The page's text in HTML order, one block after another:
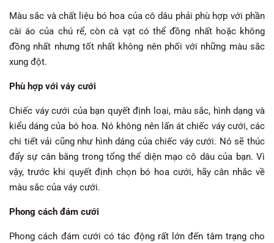
Màu sắc và chất liệu bó hoa của cô dâu phải phù hợp với phần
cài áo của chú rể, còn cà vạt có thể đồng nhất hoặc không
đồng nhất nhưng tốt nhất không nên phối với những màu sắc
xung đột.
Phù hợp với váy cưới
Chiếc váy cưới của bạn quyết định loại, màu sắc, hình dạng và
kiểu dáng của bó hoa. Nó không nên lấn át chiếc váy cưới, các
chi tiết vải cũng như hình dáng của chiếc váy cưới. Nó sẽ thúc
đẩy sự cân bằng trong tổng thể diện mạo cô dâu của bạn. Vì
vậy, trước khi quyết định chọn bó hoa cưới, hãy cân nhắc về
màu sắc của váy cưới.
Phong cách đám cưới
Phong cách đám cưới có tác động rất lớn đến tâm trạng cho